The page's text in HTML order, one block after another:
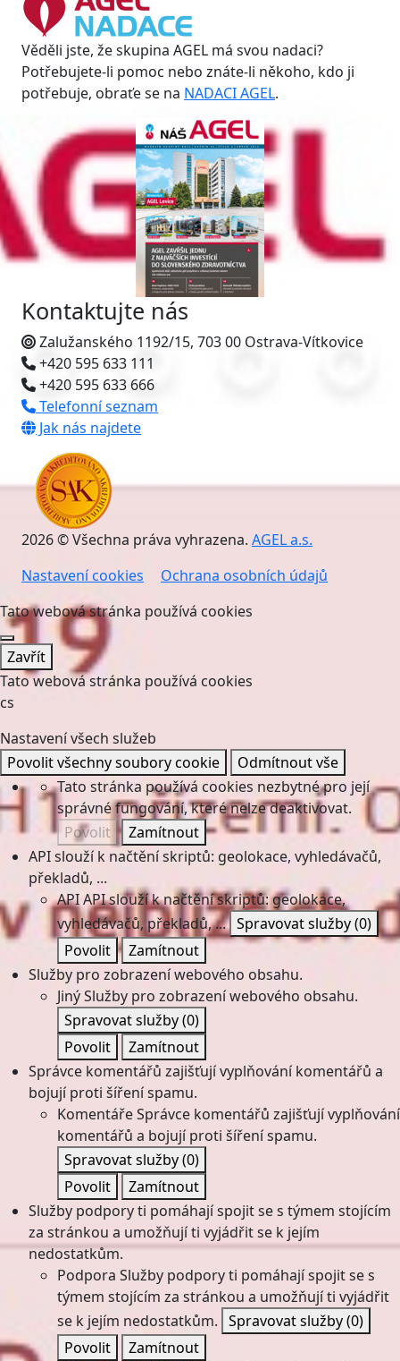
Věděli jste, že skupina AGEL má svou nadaci?
Potřebujete-li pomoc nebo znáte-li někoho, kdo ji
potřebuje, obraťe se na NADACI AGEL.
Kontaktujte nás
Zalužanského 1192/15, 703 00 Ostrava-Vítkovice
+420 595 633 111
+420 595 633 666
Telefonní seznam
Jak nás najdete
2026 © Všechna práva vyhrazena. AGEL a.s.
Nastavení cookies
Ochrana osobních údajů
Tato webová stránka používá cookies
Zavřít
Tato webová stránka používá cookies
cs
Nastavení všech služeb
Povolit všechny soubory cookie
Odmítnout vše
Tato stránka používá cookies nezbytné pro její
správné fungování, které nelze deaktivovat.
Povolit
Zamítnout
API slouží k načtění skriptů: geolokace, vyhledávačů,
překladů, ...
APIAPI slouží k načtění skriptů: geolokace,
vyhledávačů, překladů, ... Spravovat služby(0)
Povolit
Zamítnout
Služby pro zobrazení webového obsahu.
JinýSlužby pro zobrazení webového obsahu.
Spravovat služby(0)
Povolit
Zamítnout
Správce komentářů zajišťují vyplňování komentářů a
bojují proti šíření spamu.
KomentářeSprávce komentářů zajišťují vyplňování
komentářů a bojují proti šíření spamu.
Spravovat služby(0)
Povolit
Zamítnout
Služby podpory ti pomáhají spojit se s týmem stojícím
za stránkou a umožňují ti vyjádřit se k jejím
nedostatkům.
Podpora Služby podpory ti pomáhají spojit se s
týmem stojícím za stránkou a umožňují ti vyjádřit
se k jejím nedostatkům. Spravovat služby(0)
Povolit
Zamítnout